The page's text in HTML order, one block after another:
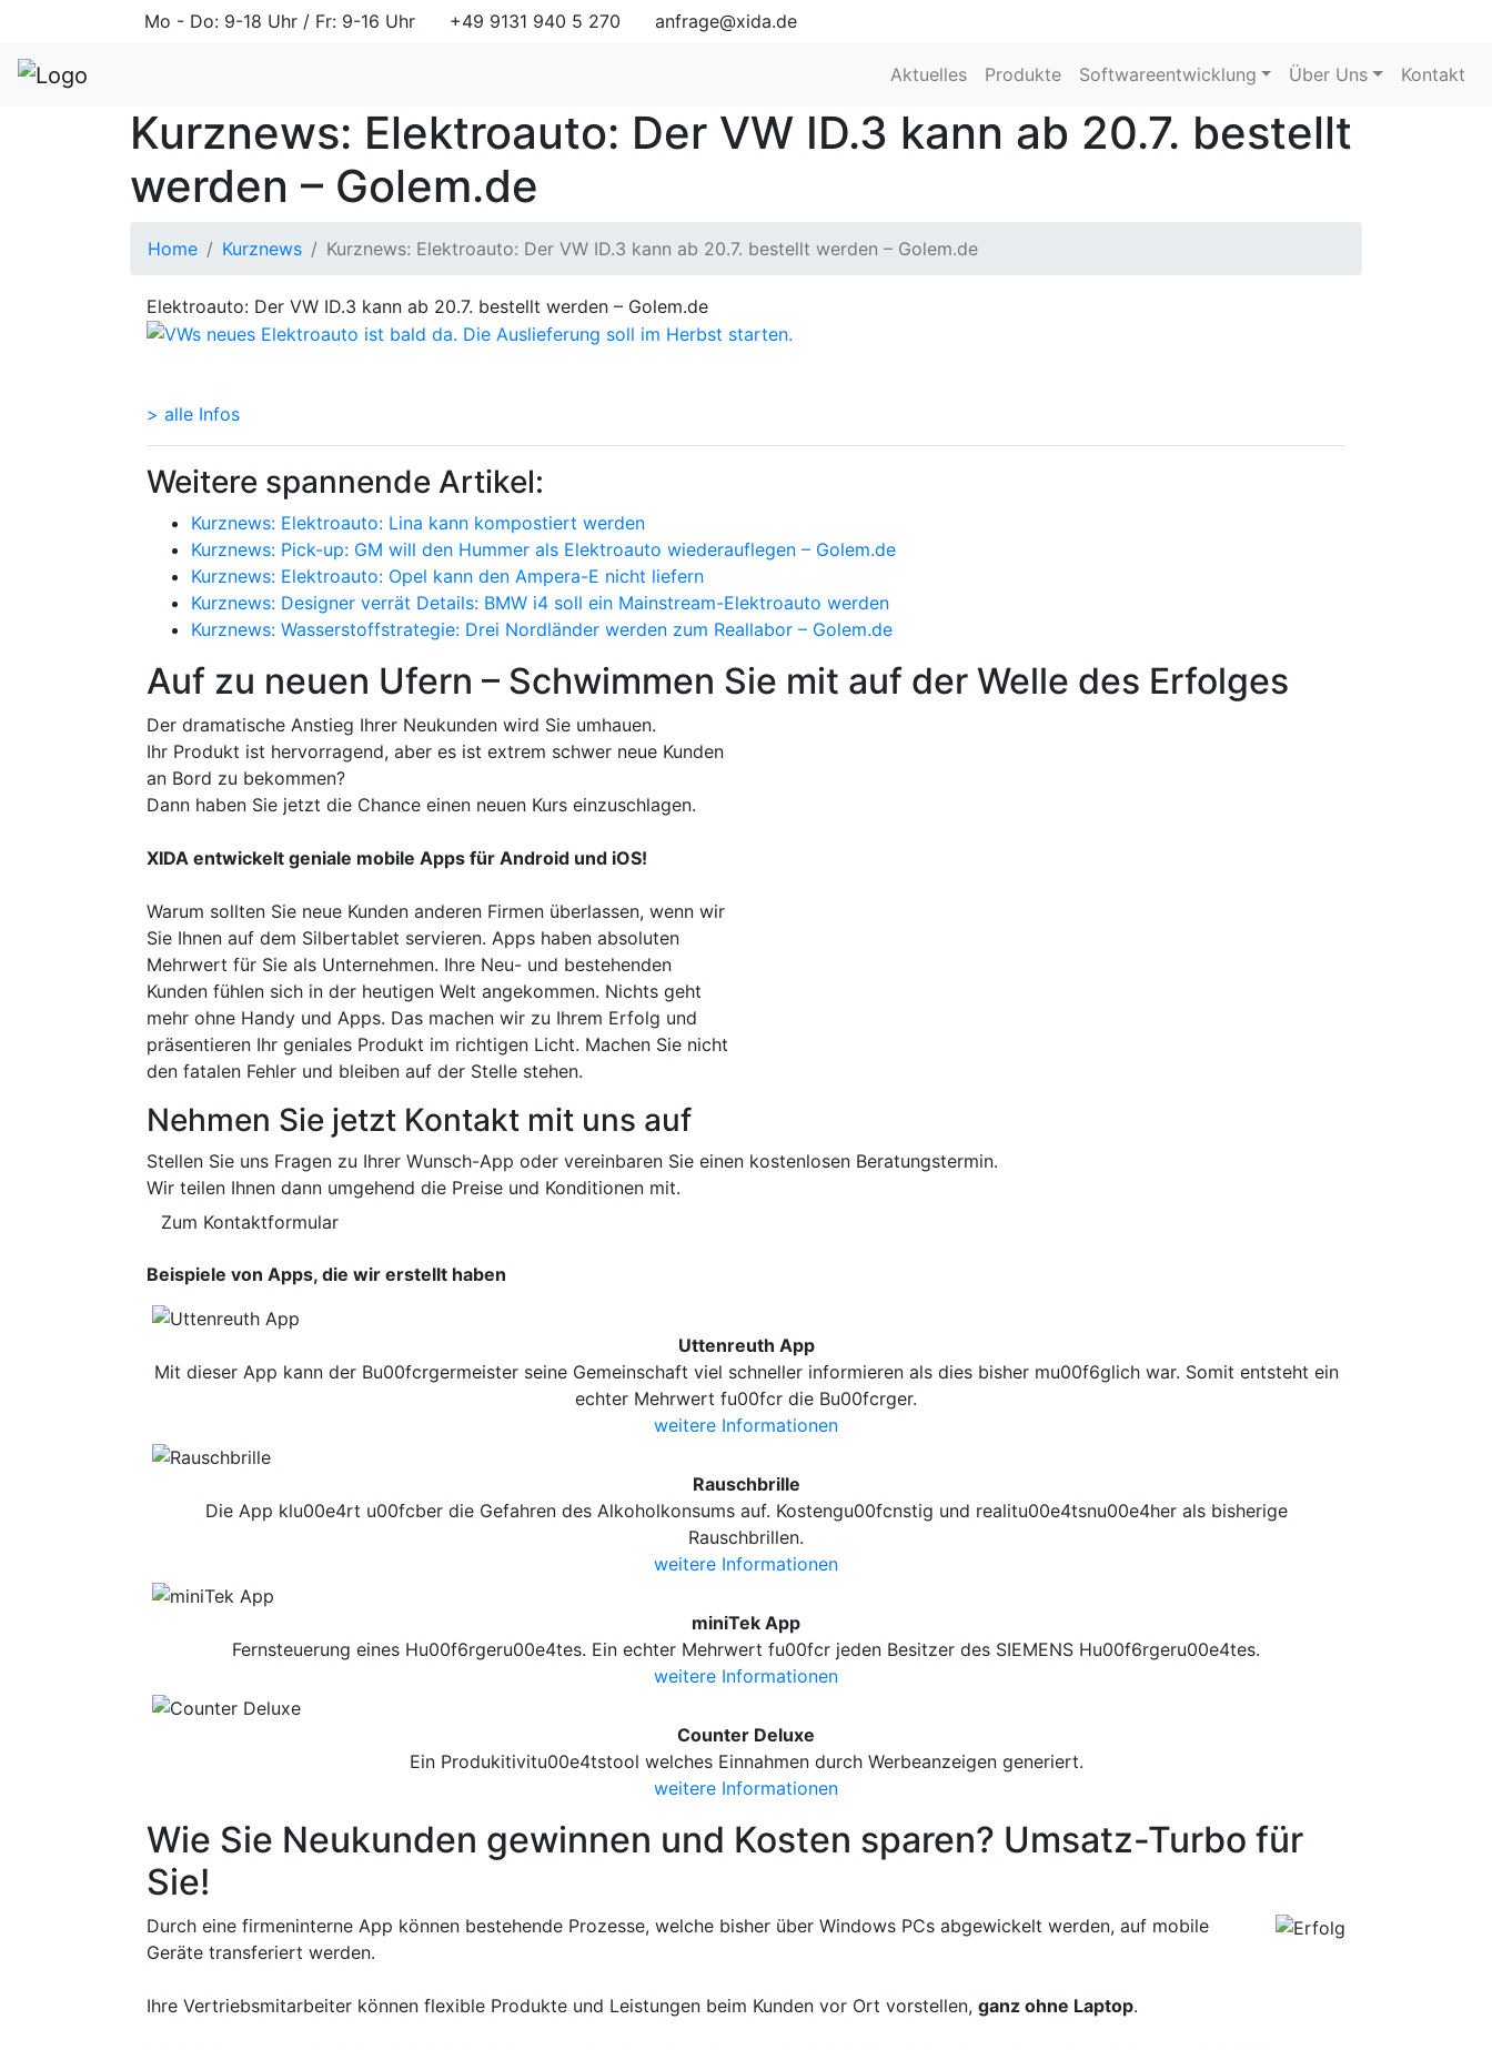
Mo - Do: 9-18 Uhr / Fr: 9-16 Uhr +49 9131 940 5 270 anfrage@xida.de
Aktuelles Produkte Softwareentwicklung Über Uns Kontakt
Kurznews: Elektroauto: Der VW ID.3 kann ab 20.7. bestellt
werden – Golem.de
Home Kurznews Kurznews: Elektroauto: Der VW ID.3 kann ab 20.7. bestellt werden – Golem.de
Elektroauto: Der VW ID.3 kann ab 20.7. bestellt werden – Golem.de
> alle Infos
Weitere spannende Artikel:
Kurznews: Elektroauto: Lina kann kompostiert werden
Kurznews: Pick-up: GM will den Hummer als Elektroauto wiederauflegen – Golem.de
Kurznews: Elektroauto: Opel kann den Ampera-E nicht liefern
Kurznews: Designer verrät Details: BMW i4 soll ein Mainstream-Elektroauto werden
Kurznews: Wasserstoffstrategie: Drei Nordländer werden zum Reallabor – Golem.de
Auf zu neuen Ufern – Schwimmen Sie mit auf der Welle des Erfolges
Der dramatische Anstieg Ihrer Neukunden wird Sie umhauen.
Ihr Produkt ist hervorragend, aber es ist extrem schwer neue Kunden
an Bord zu bekommen?
Dann haben Sie jetzt die Chance einen neuen Kurs einzuschlagen.
XIDA entwickelt geniale mobile Apps für Android und iOS!
Warum sollten Sie neue Kunden anderen Firmen überlassen, wenn wir
Sie Ihnen auf dem Silbertablet servieren. Apps haben absoluten
Mehrwert für Sie als Unternehmen. Ihre Neu- und bestehenden
Kunden fühlen sich in der heutigen Welt angekommen. Nichts geht
mehr ohne Handy und Apps. Das machen wir zu Ihrem Erfolg und
präsentieren Ihr geniales Produkt im richtigen Licht. Machen Sie nicht
den fatalen Fehler und bleiben auf der Stelle stehen.
Nehmen Sie jetzt Kontakt mit uns auf
Stellen Sie uns Fragen zu Ihrer Wunsch-App oder vereinbaren Sie einen kostenlosen Beratungstermin.
Wir teilen Ihnen dann umgehend die Preise und Konditionen mit.
Zum Kontaktformular
Beispiele von Apps, die wir erstellt haben
Uttenreuth App
Mit dieser App kann der Bu00fcrgermeister seine Gemeinschaft viel schneller informieren als dies bisher mu00f6glich war. Somit entsteht ein
echter Mehrwert fu00fcr die Bu00fcrger.
weitere Informationen
Rauschbrille
Die App klu00e4rt u00fcber die Gefahren des Alkoholkonsums auf. Kostengu00fcnstig und realitu00e4tsnu00e4her als bisherige
Rauschbrillen.
weitere Informationen
miniTek App
Fernsteuerung eines Hu00f6rgeru00e4tes. Ein echter Mehrwert fu00fcr jeden Besitzer des SIEMENS Hu00f6rgeru00e4tes.
weitere Informationen
Counter Deluxe
Ein Produkitivitu00e4tstool welches Einnahmen durch Werbeanzeigen generiert.
weitere Informationen
Wie Sie Neukunden gewinnen und Kosten sparen? Umsatz-Turbo für
Sie!
Durch eine firmeninterne App können bestehende Prozesse, welche bisher über Windows PCs abgewickelt werden, auf mobile
Geräte transferiert werden.
Ihre Vertriebsmitarbeiter können flexible Produkte und Leistungen beim Kunden vor Ort vorstellen, ganz ohne Laptop.